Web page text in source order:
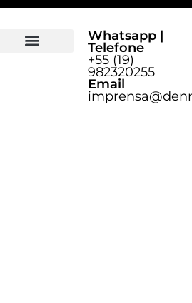
Whatsapp |
Telefone
+55 (19)
982320255
Email